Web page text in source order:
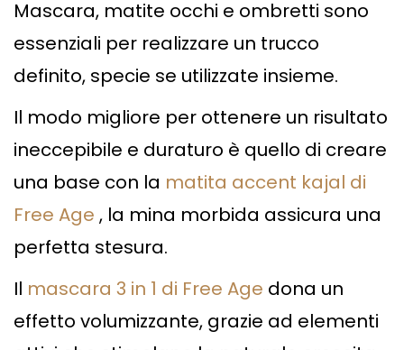
Mascara, matite occhi e ombretti sono
essenziali per realizzare un trucco
definito, specie se utilizzate insieme.
Il modo migliore per ottenere un risultato
ineccepibile e duraturo è quello di creare
una base con la matita accent kajal di
Free Age , la mina morbida assicura una
perfetta stesura.
Il mascara 3 in 1 di Free Age dona un
effetto volumizzante, grazie ad elementi